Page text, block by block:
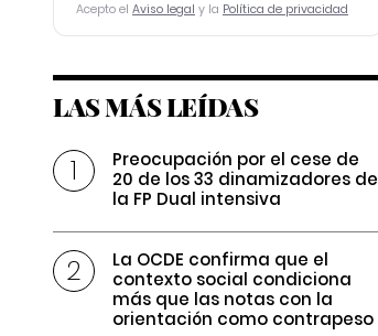
Acepto el Aviso legal y la Política de privacidad
LAS MÁS LEÍDAS
Preocupación por el cese de
20 de los 33 dinamizadores de
la FP Dual intensiva
La OCDE confirma que el
contexto social condiciona
más que las notas con la
orientación como contrapeso